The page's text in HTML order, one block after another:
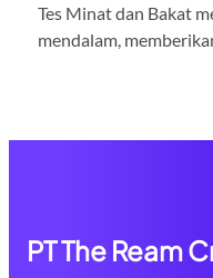
Tes Minat dan Bakat
mendalam,
PT The Ream